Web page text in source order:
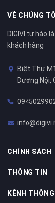
VỀ CHÚNG TÔI
DIGIVI tự hào
khách hàng
Biệt Thự
Dương Nội,
CHÍNH SÁCH
THÔNG TIN
KÊNH